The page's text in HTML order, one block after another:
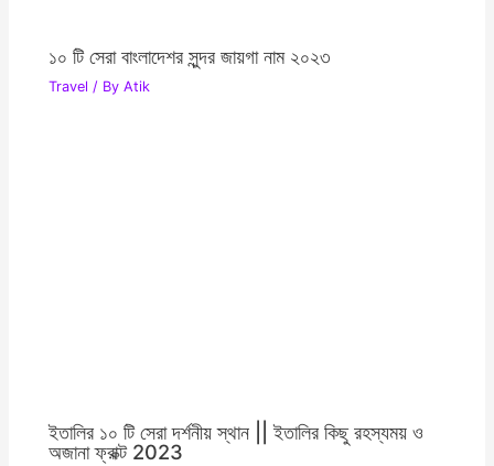
১০ টি সেরা বাংলাদেশর সুন্দর জায়গা নাম ২০২৩
Travel / ByAtik
ইতালির ১০ টি সেরা দর্শনীয় স্থান || ইতালির কিছু রহস্যময় ও
অজানা ফ্রাক্ট 2023